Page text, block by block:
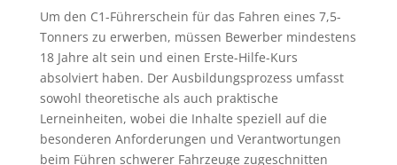
Um den C1-Führerschein für das Fahren eines 7,5-
Tonners zu erwerben, müssen Bewerber mindestens
18 Jahre alt sein und einen Erste-Hilfe-Kurs
absolviert haben. Der Ausbildungsprozess umfasst
sowohl theoretische als auch praktische
Lerneinheiten, wobei die Inhalte speziell auf die
besonderen Anforderungen und Verantwortungen
beim Führen schwerer Fahrzeuge zugeschnitten